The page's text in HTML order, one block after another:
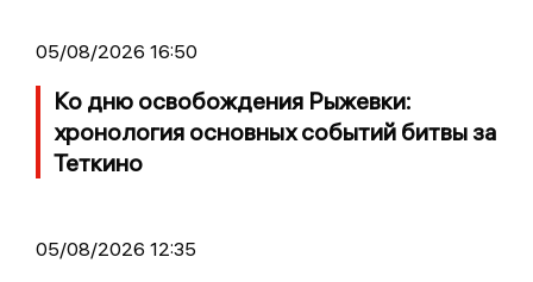
05/08/2026 16:50
Ко дню освобождения Рыжевки:
хронология основных событий битвы за
Теткино
05/08/2026 12:35